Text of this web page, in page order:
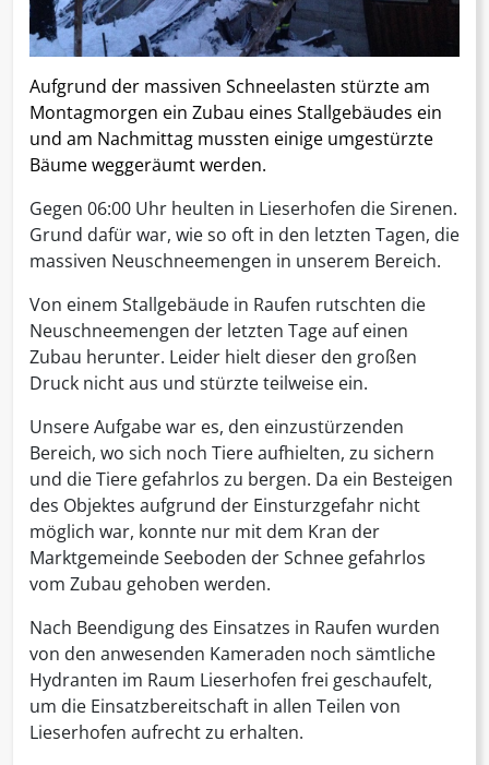
Aufgrund der massiven Schneelasten stürzte am
Montagmorgen ein Zubau eines Stallgebäudes ein
und am Nachmittag mussten einige umgestürzte
Bäume weggeräumt werden.
Gegen 06:00 Uhr heulten in Lieserhofen die Sirenen.
Grund dafür war, wie so oft in den letzten Tagen, die
massiven Neuschneemengen in unserem Bereich.
Von einem Stallgebäude in Raufen rutschten die
Neuschneemengen der letzten Tage auf einen
Zubau herunter. Leider hielt dieser den großen
Druck nicht aus und stürzte teilweise ein.
Unsere Aufgabe war es, den einzustürzenden
Bereich, wo sich noch Tiere aufhielten, zu sichern
und die Tiere gefahrlos zu bergen. Da ein Besteigen
des Objektes aufgrund der Einsturzgefahr nicht
möglich war, konnte nur mit dem Kran der
Marktgemeinde Seeboden der Schnee gefahrlos
vom Zubau gehoben werden.
Nach Beendigung des Einsatzes in Raufen wurden
von den anwesenden Kameraden noch sämtliche
Hydranten im Raum Lieserhofen frei geschaufelt,
um die Einsatzbereitschaft in allen Teilen von
Lieserhofen aufrecht zu erhalten.